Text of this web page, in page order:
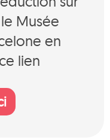
Musée
en
lien